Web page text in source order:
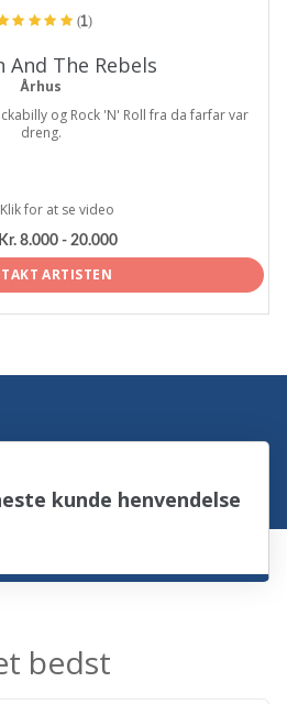
(1)
And The Rebels
Århus
og Rock 'N' Roll fra da farfar var
dreng.
Klik for at se video
Kr. 8.000 - 20.000
ARTISTEN
kunde henvendelse
bedst